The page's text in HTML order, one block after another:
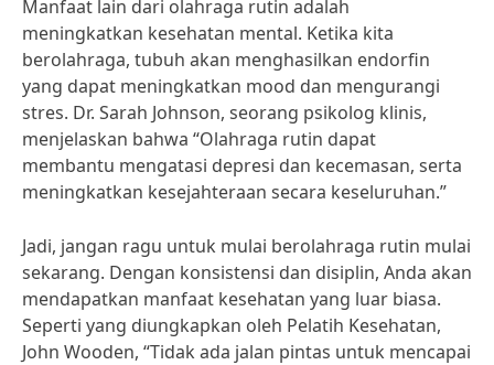
Manfaat lain dari olahraga rutin adalah
meningkatkan kesehatan mental. Ketika kita
berolahraga, tubuh akan menghasilkan endorfin
yang dapat meningkatkan mood dan mengurangi
stres. Dr. Sarah Johnson, seorang psikolog klinis,
menjelaskan bahwa “Olahraga rutin dapat
membantu mengatasi depresi dan kecemasan, serta
meningkatkan kesejahteraan secara keseluruhan.”
Jadi, jangan ragu untuk mulai berolahraga rutin mulai
sekarang. Dengan konsistensi dan disiplin, Anda akan
mendapatkan manfaat kesehatan yang luar biasa.
Seperti yang diungkapkan oleh Pelatih Kesehatan,
John Wooden, “Tidak ada jalan pintas untuk mencapai